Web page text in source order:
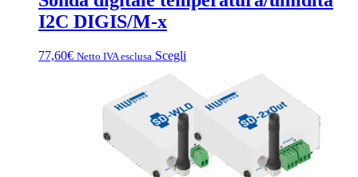
I2C DIGIS/M-x
77,60€ Netto IVA esclusa Scegli
ha
più
varianti.
Le
opzioni
possono
essere